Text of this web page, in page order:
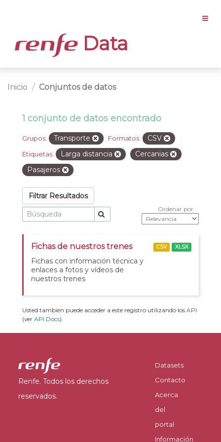
Data
Inicio Conjuntos de datos
1 conjunto de datos encontrado
Grupos: Transporte Formatos: CSV
Etiquetas: Larga distancia
Cercanias
Pasajeros
Filtrar Resultados
Ordenar por
Fichas de nuestros trenes
Fichas con información técnica y
enlaces a fotos y vídeos de
nuestros trenes
CSV XLSX
Usted también puede acceder a este registro utilizando los API
(ver API Docs).
Renfe. Todos los derechos
reservados.
Datasets
Contacto
Acerca
del
portal
Información